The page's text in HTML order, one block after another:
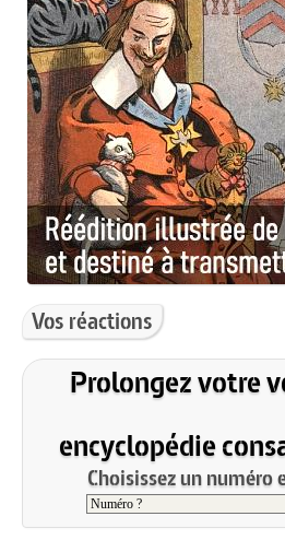
Vos réactions
Prolongez votre
encyclopédie
Choisissez un numéro